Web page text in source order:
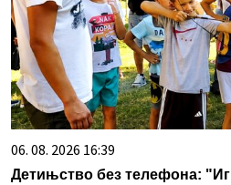
06. 08. 2026 16:39
Детињство без телефона: